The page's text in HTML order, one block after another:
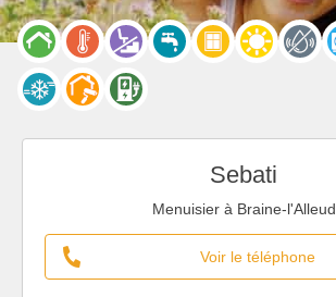
Sebati
Menuisier à Braine-l'Alleud
Voir le téléphone